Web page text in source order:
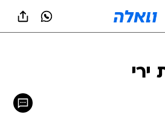
ירי